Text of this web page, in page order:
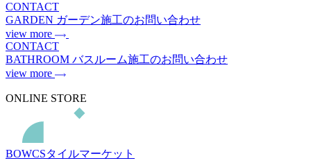
CONTACT
GARDEN ガーデン施工のお問い合わせ
view more
CONTACT
BATHROOM バスルーム施工のお問い合わせ
view more
ONLINE STORE
BOWCSタイルマーケット